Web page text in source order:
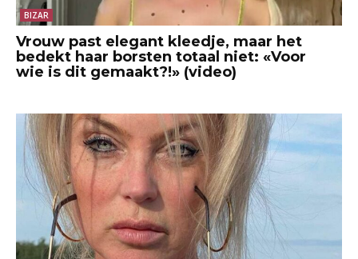
BIZAR
Vrouw past elegant kleedje, maar het
bedekt haar borsten totaal niet: «Voor
wie is dit gemaakt?!» (video)